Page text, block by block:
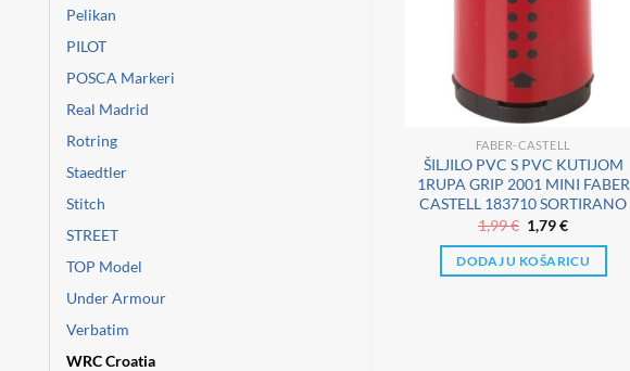
Pelikan
PILOT
POSCA Markeri
Real Madrid
Rotring
Staedtler
Stitch
STREET
TOP Model
Under Armour
Verbatim
WRC Croatia
FABER-CASTELL
ŠILJILO PVC S PVC KUTIJOM
1RUPA GRIP 2001 MINI FABER
CASTELL 183710 SORTIRANO
1,99€ Izvorna
cijena
bila
je:
1,79€Trenutna
je:
1,79 €.
DODAJ U KOŠARICU
listu
ZALIHI
B GRIP
117014
cijena
0,99 €.